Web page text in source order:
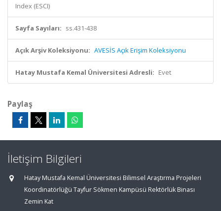
Index (ESCI)
Sayfa Sayıları: ss.431-438
Açık Arşiv Koleksiyonu: AVESİS Açık Erişim Koleksiyonu
Hatay Mustafa Kemal Üniversitesi Adresli: Evet
Paylaş
İletişim Bilgileri
Hatay Mustafa Kemal Üniversitesi Bilimsel Araştırma Projeleri
Koordinatörlüğü Tayfur Sökmen Kampüsü Rektörlük Binası
Zemin Kat